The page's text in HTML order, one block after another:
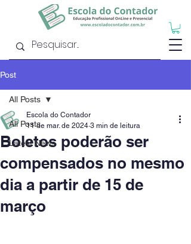
Post
All Posts
Latest News
All Posts
Boletos poderão ser
compensados no mesmo
dia a partir de 15 de
março
Escola do Contador
11 de mar. de 2024 3 min de leitura